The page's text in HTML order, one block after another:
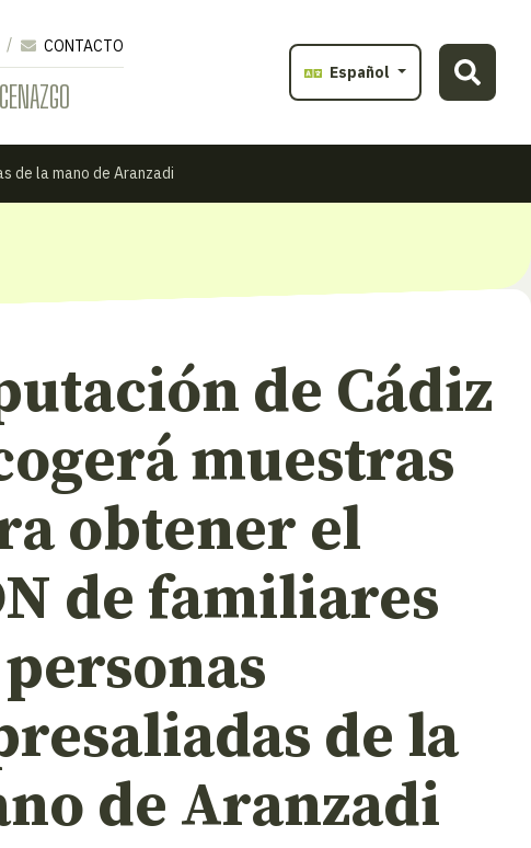
CONTACTO
Español
de la mano de Aranzadi
de Cádiz
muestras
obtener el
de familiares
de la
de Aranzadi